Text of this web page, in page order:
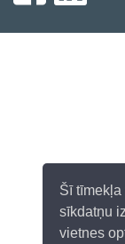
Šī
sīkdatņu
vietnes